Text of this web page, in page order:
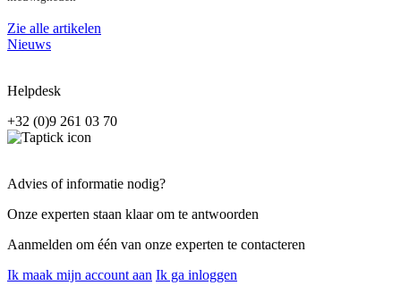
Zie alle artikelen
Nieuws
Helpdesk
+32 (0)9 261 03 70
Advies of informatie nodig?
Onze experten staan klaar om te antwoorden
Aanmelden om één van onze experten te contacteren
Ik maak mijn account aan Ik ga inloggen